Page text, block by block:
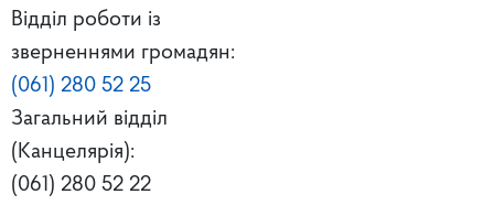
Відділ роботи із
зверненнями громадян:
(061) 280 52 25
Загальний відділ
(Канцелярія):
(061) 280 52 22